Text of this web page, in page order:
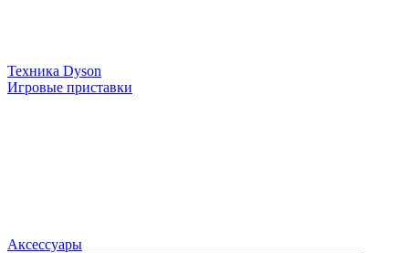
Техника Dyson
Игровые приставки
Аксессуары